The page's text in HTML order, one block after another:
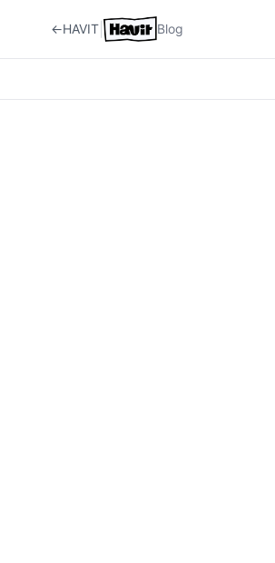
←HAVIT Blog